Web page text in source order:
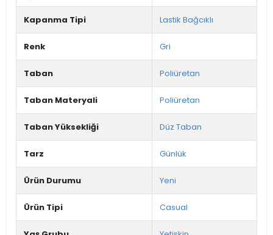
Kapanma Tipi Lastik Bağcıklı
Renk Gri
Taban Poliüretan
Taban Materyali Poliüretan
Taban Yüksekliği Düz Taban
Tarz Günlük
Ürün Durumu Yeni
Ürün Tipi Casual